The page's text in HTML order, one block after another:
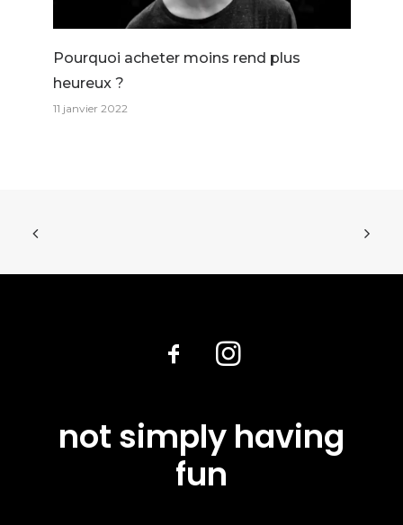
Pourquoi acheter moins rend plus
heureux ?
11 janvier 2022
not simply having
fun